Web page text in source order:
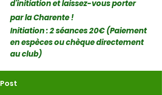
d'initiation et laissez-vous porter
par la Charente !
Initiation : 2 séances 20€ (Paiement
en espèces ou chèque directement
au club)
Post